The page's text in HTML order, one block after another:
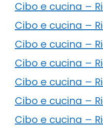
Cibo e cucina –
Cibo e cucina –
Cibo e cucina –
Cibo e cucina –
Cibo e cucina –
Cibo e cucina –
Cibo e cucina –